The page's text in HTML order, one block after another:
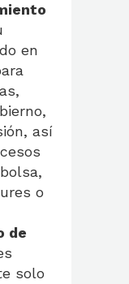
en
así
o
de
solo